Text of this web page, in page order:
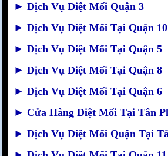
► Dịch Vụ Diệt Mối Quận 3
► Dịch Vụ Diệt Mối Tại Quận 10
► Dịch Vụ Diệt Mối Tại Quận 5
► Dịch Vụ Diệt Mối Tại Quận 8
► Dịch Vụ Diệt Mối Tại Quận 6
► Cửa Hàng Diệt Mối Tại Tân
► Dịch Vụ Diệt Mối Quận Tại